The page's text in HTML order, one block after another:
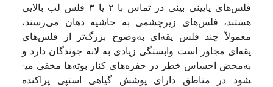
فلس‌های پایینی بینی در تماس با ۲ یا ۳ فلس لب بالایی
هستند، فلس‌های زیرچشمی به حاشیه دهان می‌رسند،
معمولاً چند فلس یقه‌ای به‌وضوح بزرگ‌تر از فلس‌های
یقه‌ای مجاور است وابستگی زیادی به لانه جوندگان دارد و
به‌محض احساس خطر در حفره‌های کنار بوته‌ها مخفی می­
شود در مناطق دارای پوشش گیاهی استپی پراکنده